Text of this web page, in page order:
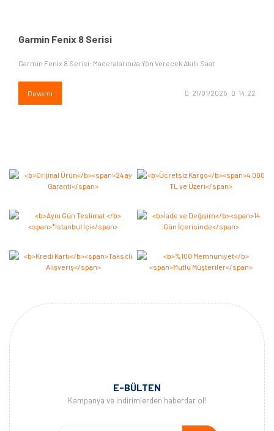
Garmin Fenix 8 Serisi
Garmin Fenix 8 Serisi: Maceralarınıza Yön Verecek Akıllı Saat
Devamı 21/01/2025 14:22
E-BÜLTEN
Kampanya ve indirimlerden haberdar ol!